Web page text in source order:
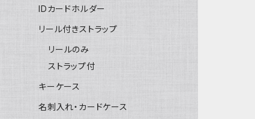
IDカードホルダー
リール付きストラップ
リールのみ
ストラップ付
キーケース
名刺入れ・カードケース